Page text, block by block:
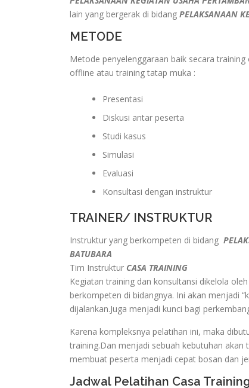
lain yang bergerak di bidang PELAKSANAAN
METODE
Metode penyelenggaraan baik secara
offline atau training tatap muka :
Presentasi
Diskusi antar peserta
Studi kasus
Simulasi
Evaluasi
Konsultasi dengan instruktur
TRAINER/ INSTRUKTUR
Instruktur yang berkompeten di bidang
BATUBARA
Tim Instruktur CASA TRAINING
Kegiatan training dan konsultansi dikelola
berkompeten di bidangnya. Ini akan menjadi
dijalankan.Juga menjadi kunci bagi
Karena kompleksnya pelatihan ini, maka
training.Dan menjadi sebuah kebutuhan
membuat peserta menjadi cepat bosan dan
Jadwal Pelatihan Casa